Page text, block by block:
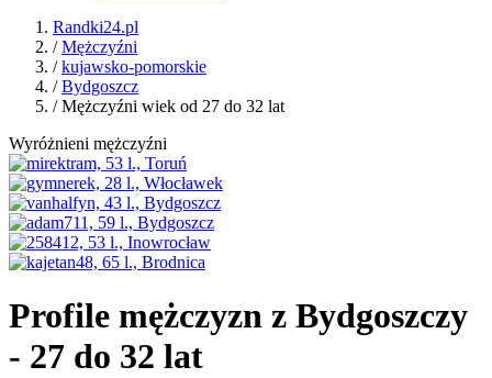
Randki24.pl
/Mężczyźni
/kujawsko-pomorskie
/Bydgoszcz
/ Mężczyźni wiek od 27 do 32 lat
Wyróżnieni mężczyźni
Profile mężczyzn z Bydgoszczy
- 27 do 32 lat